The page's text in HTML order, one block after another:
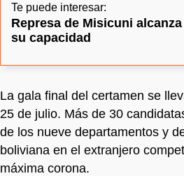
Te puede interesar:
Represa de Misicuni
su capacidad
La gala final del certamen se
25 de julio. Más de 30
de los nueve departamentos y
boliviana en el extranjero
máxima corona.